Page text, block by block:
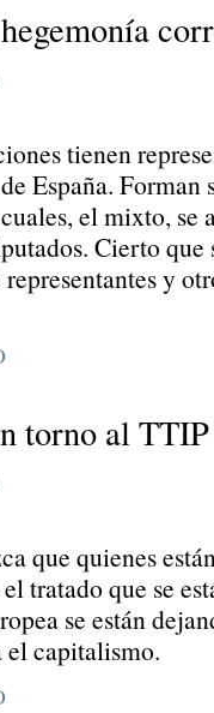
tienen
España. Forman
el mixto, se
Cierto que
y
torno al TTIP
que quienes
tratado que se
se están
capitalismo.